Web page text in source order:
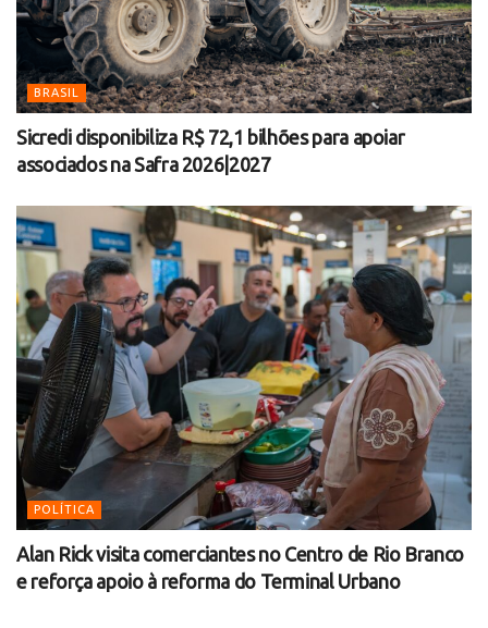
BRASIL
Sicredi disponibiliza R$ 72,1 bilhões para apoiar
associados na Safra 2026|2027
POLÍTICA
Alan Rick visita comerciantes no Centro de Rio Branco
e reforça apoio à reforma do Terminal Urbano